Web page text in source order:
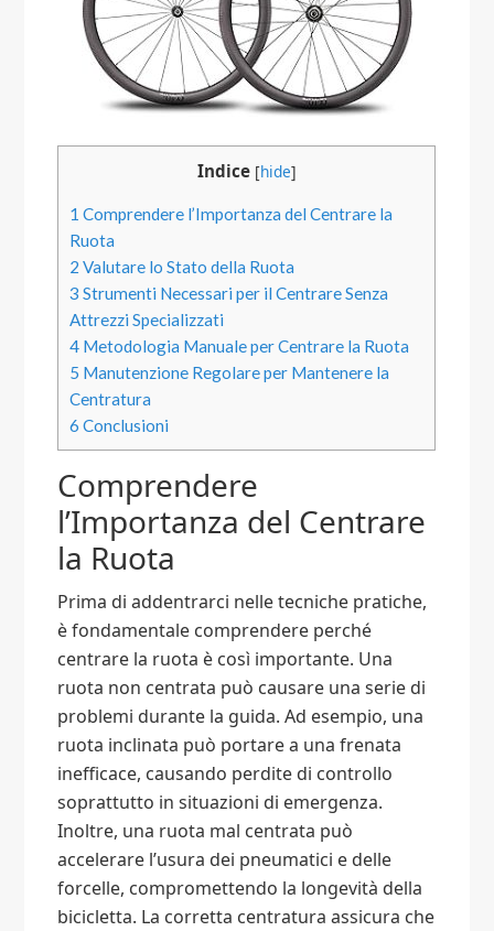
Indice [hide]
1 Comprendere l’Importanza del Centrare la
Ruota
2 Valutare lo Stato della Ruota
3 Strumenti Necessari per il Centrare Senza
Attrezzi Specializzati
4 Metodologia Manuale per Centrare la Ruota
5 Manutenzione Regolare per Mantenere la
Centratura
6 Conclusioni
Comprendere
l’Importanza del Centrare
la Ruota
Prima di addentrarci nelle tecniche pratiche,
è fondamentale comprendere perché
centrare la ruota è così importante. Una
ruota non centrata può causare una serie di
problemi durante la guida. Ad esempio, una
ruota inclinata può portare a una frenata
inefficace, causando perdite di controllo
soprattutto in situazioni di emergenza.
Inoltre, una ruota mal centrata può
accelerare l’usura dei pneumatici e delle
forcelle, compromettendo la longevità della
bicicletta. La corretta centratura assicura che